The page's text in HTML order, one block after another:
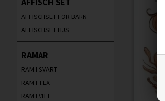
AFFISCH SET
AFFISCHSET FÖR BARN
AFFISCHSET HUS
RAMAR
RAM I SVART
RAM I T.EX
RAM I VITT